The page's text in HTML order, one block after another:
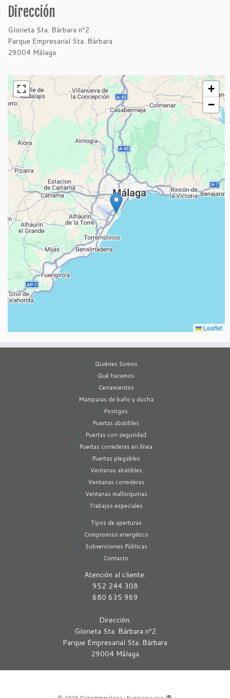
Dirección
Glorieta Sta. Bárbara nº2
Parque Empresarial Sta. Bárbara
29004 Málaga
+
−
Leaflet
Quiénes Somos
Qué hacemos
Cerramientos
Mamparas de baño y ducha
Postigos
Puertas abatibles
Puertas con seguridad
Puertas correderas en línea
Puertas plegables
Ventanas abatibles
Ventanas correderas
Ventanas mallorquinas
Trabajos especiales
Tipos de aperturas
Compromiso energético
Subvenciones Públicas
Contacto
Atención al cliente:
952 244 308
680 635 969
Dirección:
Glorieta Sta. Bárbara nº2
Parque Empresarial Sta. Bárbara
29004 Málaga